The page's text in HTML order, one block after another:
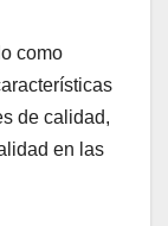
como
de calidad,
en las